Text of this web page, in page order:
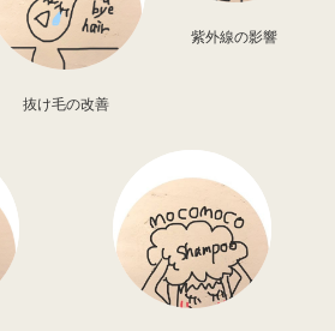
抜け毛の改善
紫外線の影響